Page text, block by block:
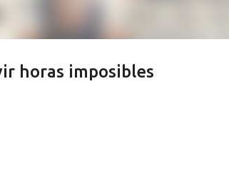
horas imposibles